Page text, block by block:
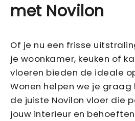
met Novilon
Of je nu een frisse
je woonkamer, keuken of
vloeren bieden de ideale
Wonen helpen we je graag
de juiste Novilon vloer die
jouw interieur en